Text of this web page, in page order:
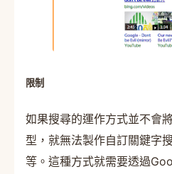
限制
如果搜尋的運作方式並不會
型，就無法製作自訂關鍵字
等。這種方式就需要透過